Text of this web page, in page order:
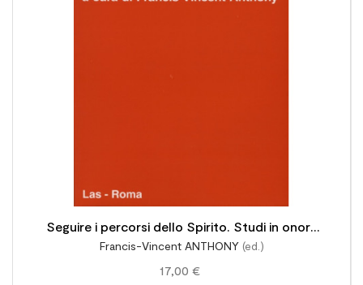
Seguire i percorsi dello Spirito. Studi in onore
del prof. Mario Midali
Francis-Vincent ANTHONY(ed.)
17,00 €